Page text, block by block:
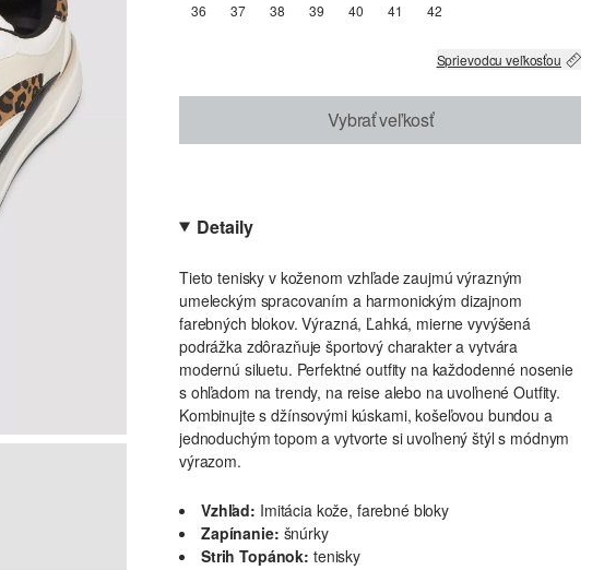
36 37 38 39 40 41 42
Sprievodcu veľkosťou
Vybrať veľkosť
Detaily
Tieto tenisky v koženom vzhľade zaujmú výrazným
umeleckým spracovaním a harmonickým dizajnom
farebných blokov. Výrazná, Ľahká, mierne vyvýšená
podrážka zdôrazňuje športový charakter a vytvára
modernú siluetu. Perfektné outfity na každodenné nosenie
s ohľadom na trendy, na reise alebo na uvoľnené Outfity.
Kombinujte s džínsovými kúskami, košeľovou bundou a
jednoduchým topom a vytvorte si uvoľnený štýl s módnym
výrazom.
Vzhľad: Imitácia kože, farebné bloky
Zapínanie: šnúrky
Strih Topánok: tenisky